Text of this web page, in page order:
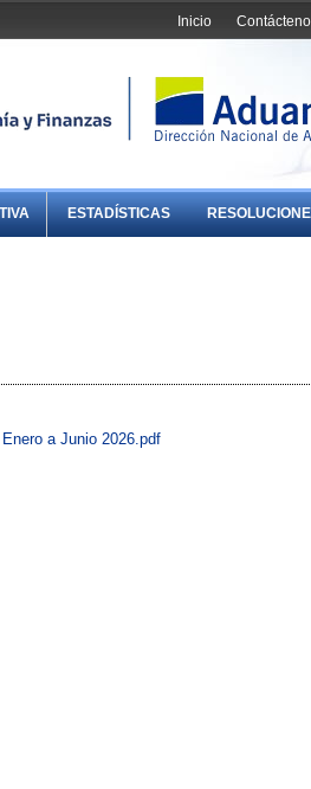
Inicio
ESTADÍSTICAS
a Junio 2026.pdf